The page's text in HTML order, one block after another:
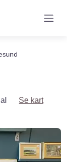
Se kart